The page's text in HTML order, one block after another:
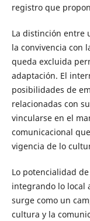
registro que
La distinción entre
la convivencia con
queda excluida
adaptación. El
posibilidades de
relacionadas con
vincularse en el
comunicacional
vigencia de lo
Lo potencialidad
integrando lo local
surge como un
cultura y la